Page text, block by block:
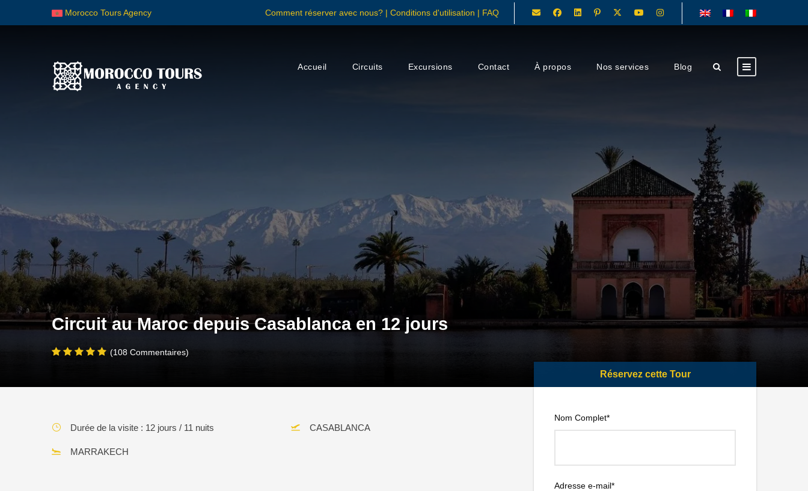
Morocco Tours Agency Comment réserver avec nous? | Conditions d'utilisation | FAQ
Accueil Circuits Excursions Contact À propos Nos services Blog
Circuit au Maroc depuis Casablanca en 12 jours
(108 Commentaires)
Nom Complet*
Adresse e-mail*
Durée de la visite : 12 jours / 11 nuits CASABLANCA
MARRAKECH